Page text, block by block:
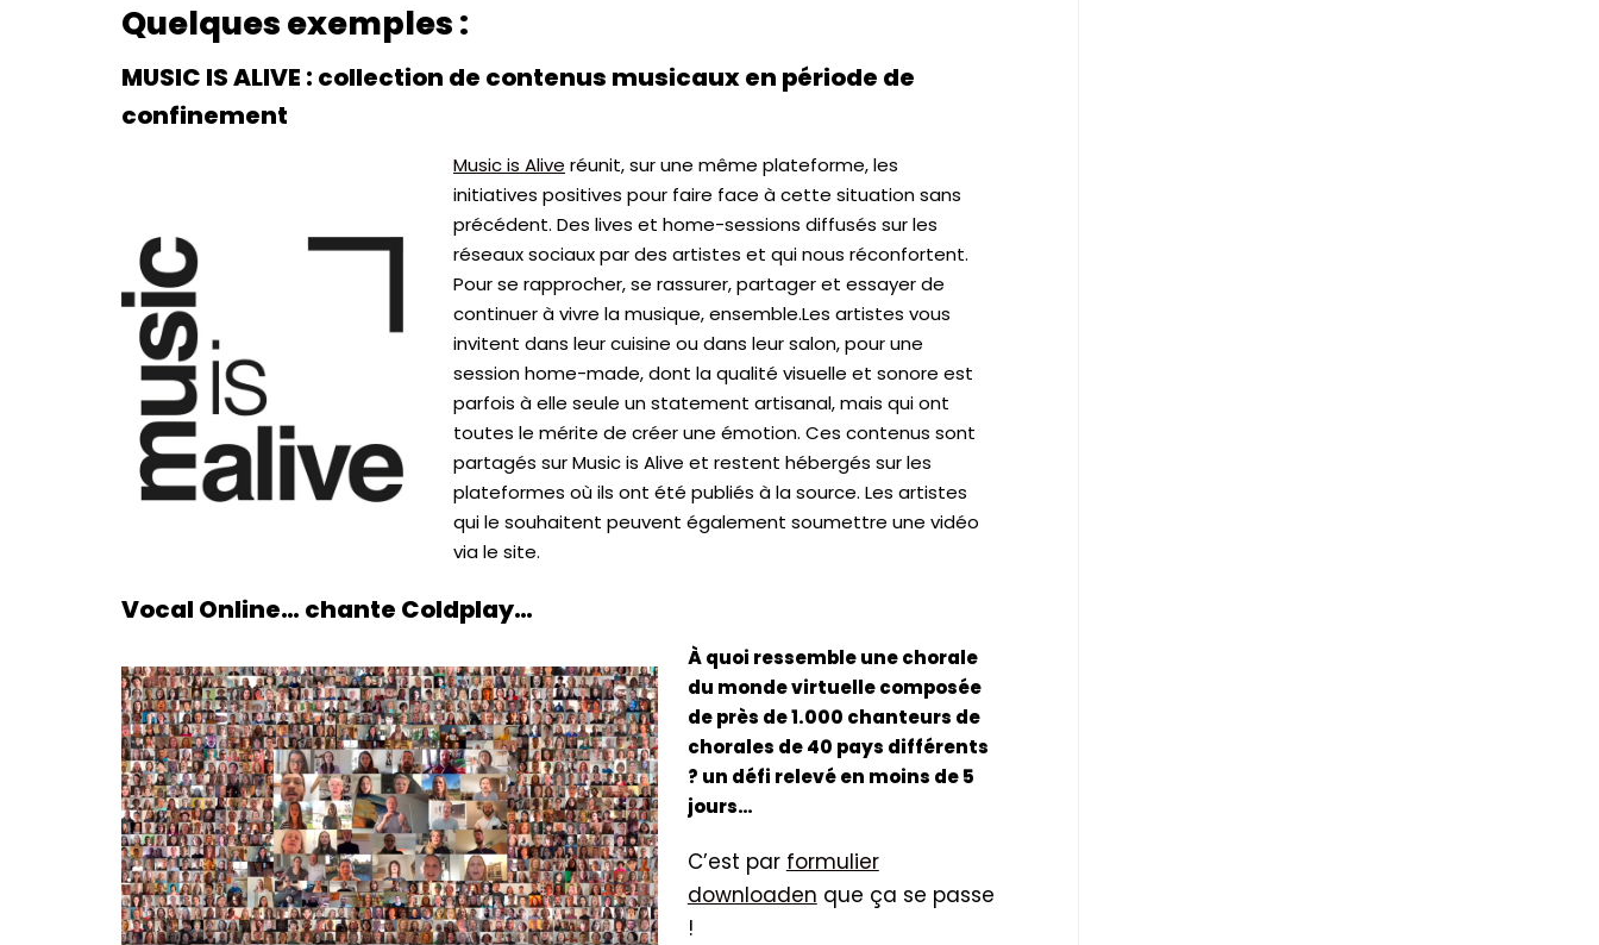
Quelques exemples :
MUSIC IS ALIVE : collection de contenus musicaux en période de
confinement
Music is Alive réunit, sur une même plateforme, les
initiatives positives pour faire face à cette situation sans
précédent. Des lives et home-sessions diffusés sur les
réseaux sociaux par des artistes et qui nous réconfortent.
Pour se rapprocher, se rassurer, partager et essayer de
continuer à vivre la musique, ensemble.Les artistes vous
invitent dans leur cuisine ou dans leur salon, pour une
session home-made, dont la qualité visuelle et sonore est
parfois à elle seule un statement artisanal, mais qui ont
toutes le mérite de créer une émotion. Ces contenus sont
partagés sur Music is Alive et restent hébergés sur les
plateformes où ils ont été publiés à la source. Les artistes
qui le souhaitent peuvent également soumettre une vidéo
via le site.
Vocal Online… chante Coldplay…
À quoi ressemble une chorale
du monde virtuelle composée
de près de 1.000 chanteurs de
chorales de 40 pays différents
? un défi relevé en moins de 5
jours…
C’est par formulier
downloaden que ça se passe
!